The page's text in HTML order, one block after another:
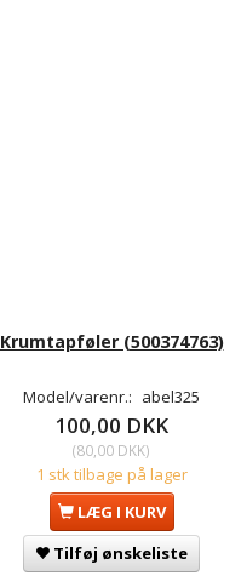
Krumtapføler (500374763)
Model/varenr.: abel325
100,00 DKK
(80,00 DKK)
1 stk tilbage på lager
LÆG I KURV
Tilføj ønskeliste